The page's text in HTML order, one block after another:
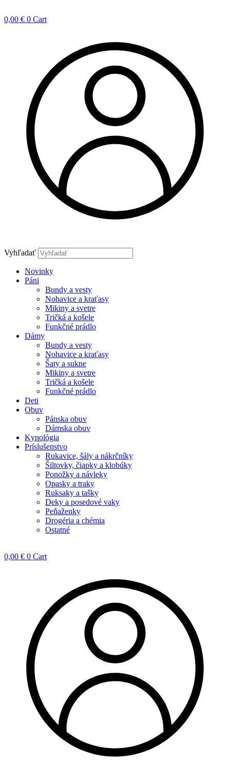
0,00 € 0 Cart
Vyhľadať
Novinky
Páni
Bundy a vesty
Nohavice a kraťasy
Mikiny a svetre
Tričká a košele
Funkčné prádlo
Dámy
Bundy a vesty
Nohavice a kraťasy
Šaty a sukne
Mikiny a svetre
Tričká a košele
Funkčné prádlo
Deti
Obuv
Pánska obuv
Dámska obuv
Kynológia
Príslušenstvo
Rukavice, šály a nákrčníky
Šiltovky, čiapky a klobúky
Ponožky a návleky
Opasky a traky
Ruksaky a tašky
Deky a posedové vaky
Peňaženky
Drogéria a chémia
Ostatné
0,00 € 0 Cart